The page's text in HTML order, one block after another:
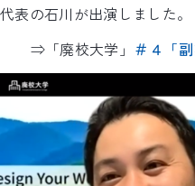
代表の石川が出演しました。
⇒「廃校大学」 ＃４「